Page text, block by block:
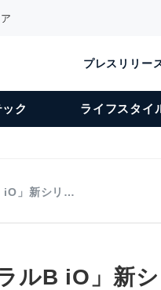
プレスリリー
ック ライフスタイ
iO」新シリ…
ラルB iO」新